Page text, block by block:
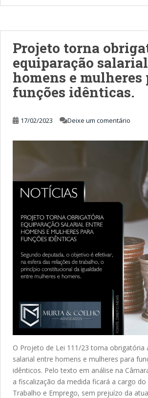
Projeto torna
equiparação
homens e mulheres
funções idênticas.
17/02/2023 Deixe um comentário
O Projeto de Lei 111/23 torna obrigatória
salarial entre homens e mulheres para
idênticos. Pelo texto em análise na
a fiscalização da medida ficará a cargo
Trabalho e Emprego, sem prejuízo da